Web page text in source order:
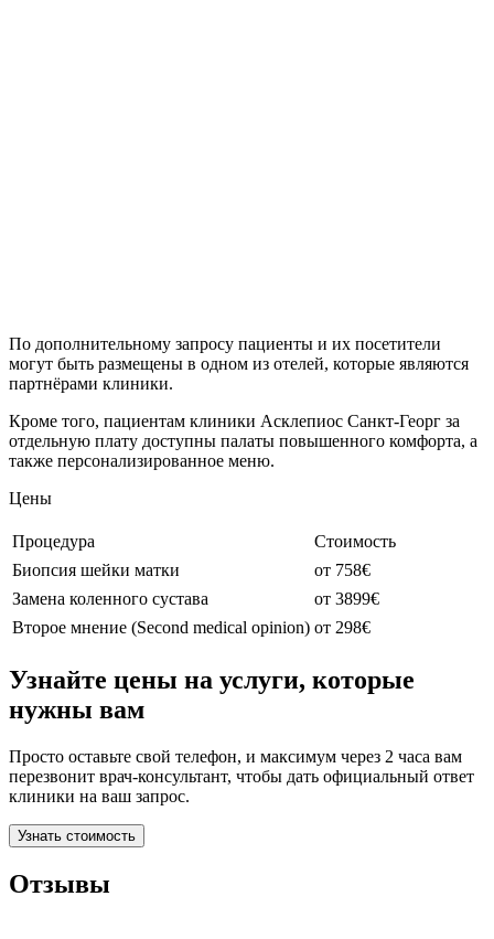
По дополнительному запросу пациенты и их посетители
могут быть размещены в одном из отелей, которые являются
партнёрами клиники.
Кроме того, пациентам клиники Асклепиос Санкт-Георг за
отдельную плату доступны палаты повышенного комфорта, а
также персонализированное меню.
Цены
Процедура
Стоимость
Биопсия шейки матки
от 758€
Замена коленного сустава
от 3899€
Второе мнение (Second medical opinion) от 298€
Узнайте цены на услуги, которые
нужны вам
Просто оставьте свой телефон, и максимум через 2 часа вам
перезвонит врач-консультант, чтобы дать официальный ответ
клиники на ваш запрос.
Узнать стоимость
Отзывы